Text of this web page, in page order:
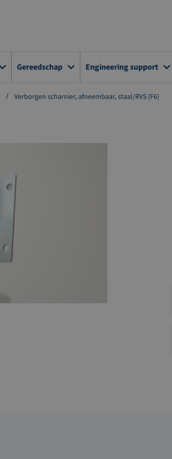
Gereedschap Engineering support
Verborgen scharnier, afneembaar, staal/RVS (F6)